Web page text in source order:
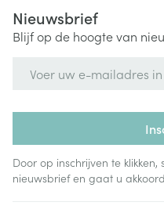
Nieuwsbrief
Blijf op de hoogte van
Door op inschrijven te
nieuwsbrief en gaat u